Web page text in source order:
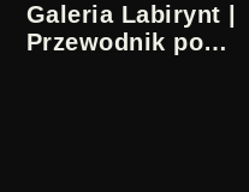
Galeria Labirynt |
Przewodnik po